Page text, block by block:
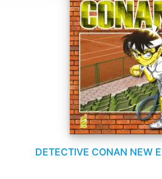
DETECTIVE CONAN NEW